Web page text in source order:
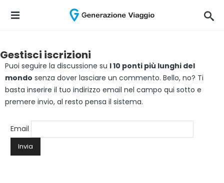
Gestisci iscrizioni
Puoi seguire la discussione su I 10 ponti più lunghi del
mondo senza dover lasciare un commento. Bello, no? Ti
basta inserire il tuo indirizzo email nel campo qui sotto e
premere invio, al resto pensa il sistema.
Email